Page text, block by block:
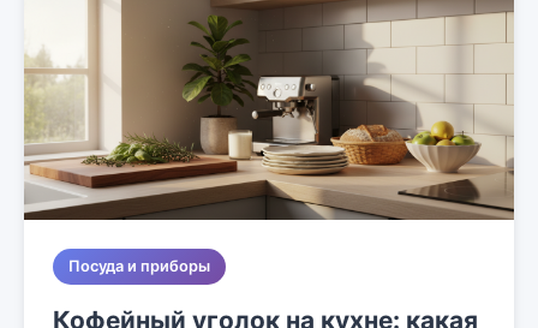
Посуда и приборы
Кофейный уголок на кухне: какая